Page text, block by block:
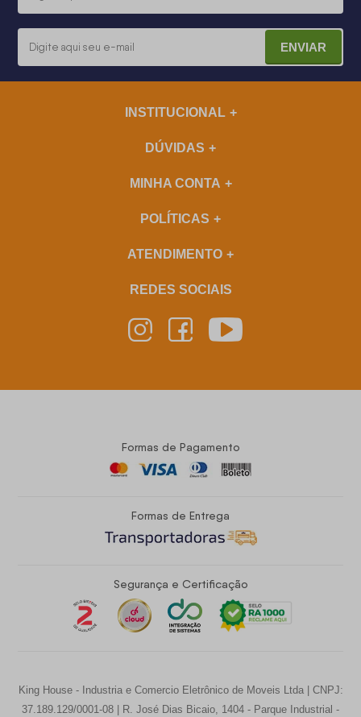
ENVIAR
INSTITUCIONAL
DÚVIDAS
MINHA CONTA
POLÍTICAS
ATENDIMENTO
REDES SOCIAIS
Formas de Pagamento
Formas de Entrega
Segurança e Certificação
King House - Industria e Comercio Eletrônico de Moveis Ltda | CNPJ:
37.189.129/0001-08 | R. José Dias Bicaio, 1404 - Parque Industrial -